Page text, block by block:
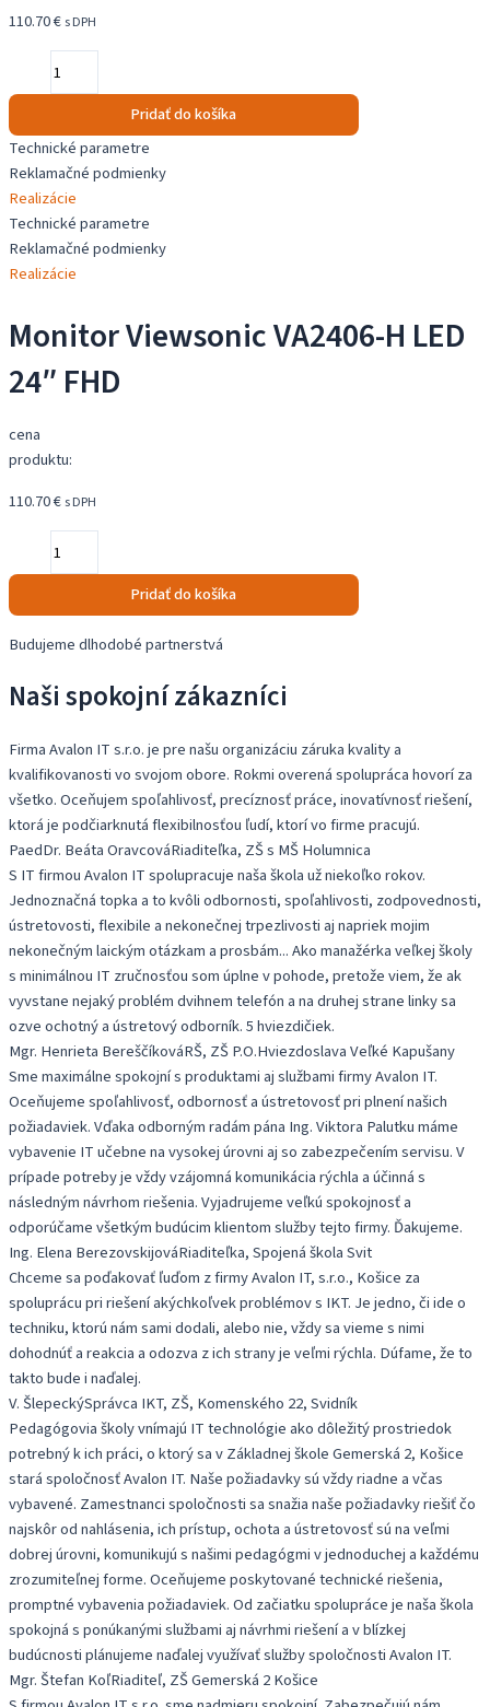
110.70€s DPH
množstvo
Monitor
VA2406-
H
LED
24"
FHD
Pridať do košíka
Technické parametre
Reklamačné podmienky
Realizácie
Technické parametre
Reklamačné podmienky
Realizácie
Monitor Viewsonic VA2406-H LED
24″ FHD
cena
produktu:
110.70€s DPH
množstvo
Monitor
VA2406-
H
24"
Pridať do košíka
Budujeme dlhodobé partnerstvá
Naši spokojní zákazníci
Firma Avalon IT s.r.o. je pre našu organizáciu záruka kvality a
kvalifikovanosti vo svojom obore. Rokmi overená spolupráca hovorí za
všetko. Oceňujem spoľahlivosť, precíznosť práce, inovatívnosť riešení,
ktorá je podčiarknutá flexibilnosťou ľudí, ktorí vo firme pracujú.
PaedDr. Beáta OravcováRiaditeľka, ZŠ s MŠ Holumnica
S IT firmou Avalon IT spolupracuje naša škola už niekoľko rokov.
Jednoznačná topka a to kvôli odbornosti, spoľahlivosti, zodpovednosti,
ústretovosti, flexibile a nekonečnej trpezlivosti aj napriek mojim
nekonečným laickým otázkam a prosbám... Ako manažérka veľkej školy
s minimálnou IT zručnosťou som úplne v pohode, pretože viem, že ak
vyvstane nejaký problém dvihnem telefón a na druhej strane linky sa
ozve ochotný a ústretový odborník. 5 hviezdičiek.
Mgr. Henrieta BereščíkováRŠ, ZŠ P.O.Hviezdoslava Veľké Kapušany
Sme maximálne spokojní s produktami aj službami firmy Avalon IT.
Oceňujeme spoľahlivosť, odbornosť a ústretovosť pri plnení našich
požiadaviek. Vďaka odborným radám pána Ing. Viktora Palutku máme
vybavenie IT učebne na vysokej úrovni aj so zabezpečením servisu. V
prípade potreby je vždy vzájomná komunikácia rýchla a účinná s
následným návrhom riešenia. Vyjadrujeme veľkú spokojnosť a
odporúčame všetkým budúcim klientom služby tejto firmy. Ďakujeme.
Ing. Elena BerezovskijováRiaditeľka, Spojená škola Svit
Chceme sa poďakovať ľuďom z firmy Avalon IT, s.r.o., Košice za
spoluprácu pri riešení akýchkoľvek problémov s IKT. Je jedno, či ide o
techniku, ktorú nám sami dodali, alebo nie, vždy sa vieme s nimi
dohodnúť a reakcia a odozva z ich strany je veľmi rýchla. Dúfame, že to
takto bude i naďalej.
V. ŠlepeckýSprávca IKT, ZŠ, Komenského 22, Svidník
Pedagógovia školy vnímajú IT technológie ako dôležitý prostriedok
potrebný k ich práci, o ktorý sa v Základnej škole Gemerská 2, Košice
stará spoločnosť Avalon IT. Naše požiadavky sú vždy riadne a včas
vybavené. Zamestnanci spoločnosti sa snažia naše požiadavky riešiť čo
najskôr od nahlásenia, ich prístup, ochota a ústretovosť sú na veľmi
dobrej úrovni, komunikujú s našimi pedagógmi v jednoduchej a každému
zrozumiteľnej forme. Oceňujeme poskytované technické riešenia,
promptné vybavenia požiadaviek. Od začiatku spolupráce je naša škola
spokojná s ponúkanými službami aj návrhmi riešení a v blízkej
budúcnosti plánujeme naďalej využívať služby spoločnosti Avalon IT.
Mgr. Štefan KoľRiaditeľ, ZŠ Gemerská 2 Košice